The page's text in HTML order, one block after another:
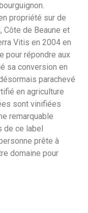
propriété sur de
de Beaune et
Vitis en 2004 en
pour répondre aux
sa conversion en
parachevé
en agriculture
sont vinifiées
remarquable
ce label
prête à
domaine pour